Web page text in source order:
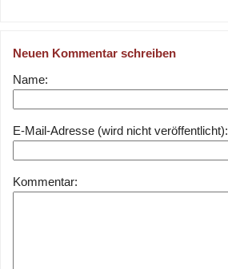
Neuen Kommentar schreiben
Name:
E-Mail-Adresse (wird nicht veröffentlicht):
Kommentar: